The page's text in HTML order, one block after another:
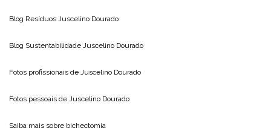
Blog Resíduos Juscelino Dourado
Blog Sustentabilidade Juscelino Dourado
Fotos profissionais de Juscelino Dourado
Fotos pessoais de Juscelino Dourado
Saiba mais sobre bichectomia